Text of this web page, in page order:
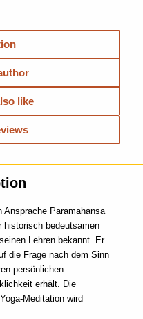
like
Ansprache Paramahansa
historisch bedeutsamen
Lehren bekannt. Er
die Frage nach dem Sinn
persönlichen
erhält. Die
Meditation wird